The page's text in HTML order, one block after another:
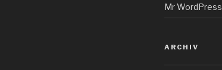
Mr WordPress
ARCHIV